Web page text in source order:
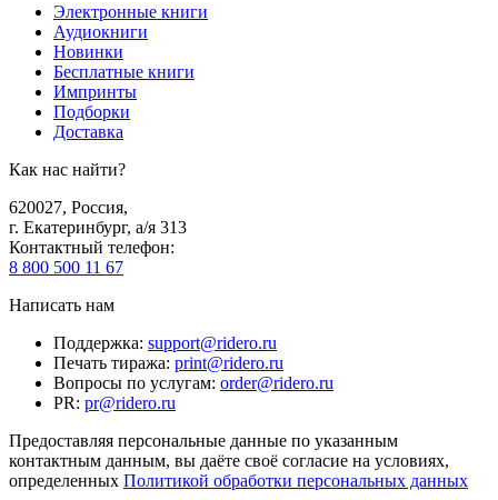
Электронные книги
Аудиокниги
Новинки
Бесплатные книги
Импринты
Подборки
Доставка
Как нас найти?
620027, Россия,
г. Екатеринбург, а/я 313
Контактный телефон:
8 800 500 11 67
Написать нам
Поддержка: support@ridero.ru
Печать тиража: print@ridero.ru
Вопросы по услугам: order@ridero.ru
PR: pr@ridero.ru
Предоставляя персональные данные по указанным
контактным данным, вы даёте своё согласие на условиях,
определенных Политикой обработки персональных данных